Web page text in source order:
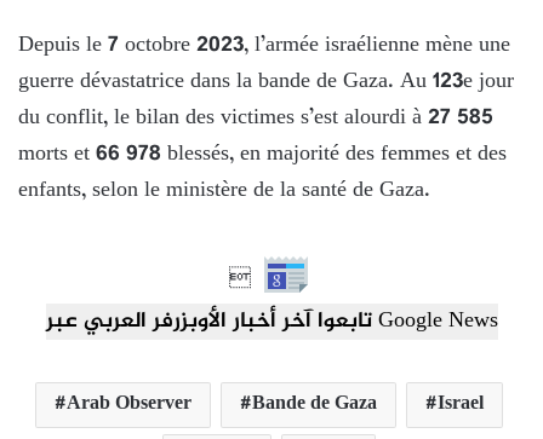
Depuis le 7 octobre 2023, l’armée israélienne mène une
guerre dévastatrice dans la bande de Gaza. Au 123e jour
du conflit, le bilan des victimes s’est alourdi à 27 585
morts et 66 978 blessés, en majorité des femmes et des
enfants, selon le ministère de la santé de Gaza.

تابعوا آخر أخبار الأوبزرفر العربي عبر Google News
Arab Observer Bande de Gaza
Israel